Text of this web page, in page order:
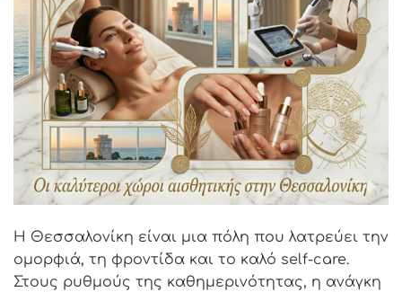
Η Θεσσαλονίκη είναι μια πόλη που λατρεύει την
ομορφιά, τη φροντίδα και το καλό self-care.
Στους ρυθμούς της καθημερινότητας, η ανάγκη